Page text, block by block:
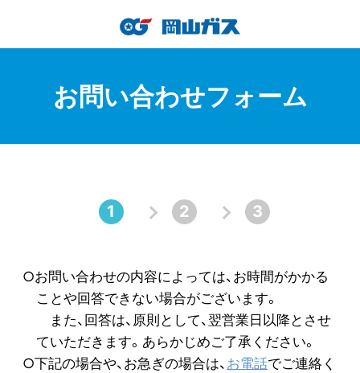
お問い合わせフォーム
○お問い合わせの内容によっては、お時間がかかる
ことや回答できない場合がございます。
また、回答は、原則として、翌営業日以降とさせ
ていただきます。あらかじめご了承ください。
○下記の場合や、お急ぎの場合は、 お電話でご連絡く